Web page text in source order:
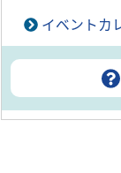
イベントカ